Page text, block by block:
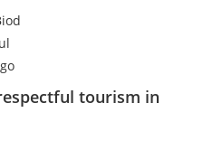
tourism in